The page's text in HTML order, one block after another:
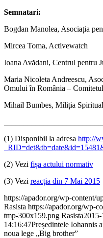
Semnatari:
Bogdan Manolea, Asociația
Mircea Toma, Activewatch
Ioana Avădani, Centrul pentru
Maria Nicoleta Andreescu,
Omului în România –
Mihail Bumbes, Miliția
(1) Disponibil la adresa http://
(2) Vezi fișa actului normativ
(3) Vezi reacția din 7 Mai 2015
https://apador.org/wp-content/
Rasista https://apador.org/wp-
tmp-300x159.png Rasista
14:16:47Președintele Iohannis
noua lege „Big brother”